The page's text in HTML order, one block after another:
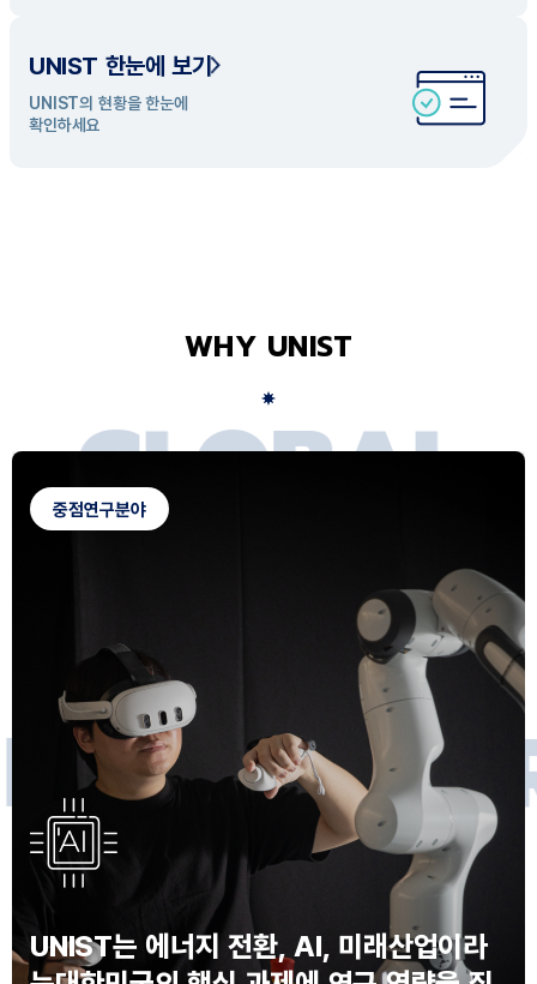
UNIST 한눈에 보기
UNIST의 현황을 한눈에
확인하세요
WHY UNIST
GLOBAL
CA S
R
FU TU RE
NNOVATO
S
중점연구분야
UNIST는 에너지 전환, AI, 미래산업이라